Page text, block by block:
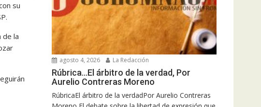
su
de la
agosto 4, 2026 La Redacción
Rúbrica…El árbitro de la verdad, Por
Aurelio Contreras Moreno
RúbricaEl árbitro de la verdadPor Aurelio Contreras